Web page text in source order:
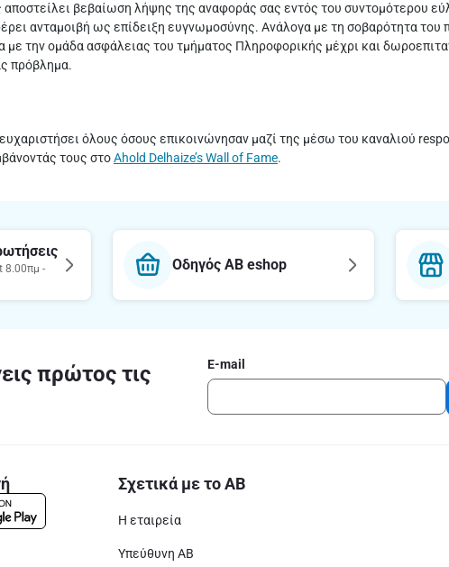
αποστείλει βεβαίωση λήψης της αναφοράς σας εντός του συντομότερου
ανταμοιβή ως επίδειξη ευγνωμοσύνης. Ανάλογα με τη σοβαρότητα του
με την ομάδα ασφάλειας του τμήματος Πληροφορικής μέχρι και
πρόβλημα.
όλους όσους επικοινώνησαν μαζί της μέσω του καναλιού
τους στοAhold Delhaize’s Wall of Fame.
8.00πμ -
Οδηγός AB eshop
πρώτος τις
E-mail
Σχετικά με το ΑΒ
Η εταιρεία
Υπεύθυνη ΑΒ